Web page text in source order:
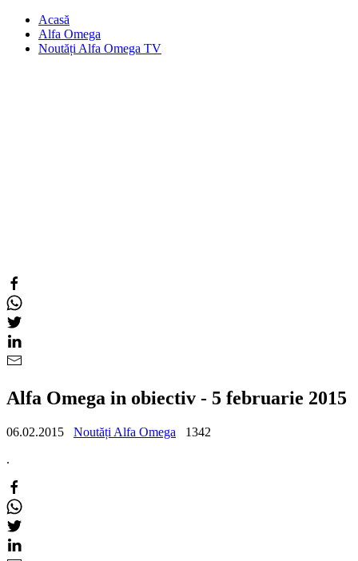
Acasă
Alfa Omega
Noutăți Alfa Omega TV
Alfa Omega in obiectiv - 5 februarie 2015
06.02.2015 Noutăți Alfa Omega
1342
.